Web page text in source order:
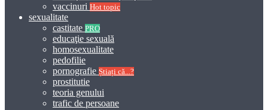
vaccinuri Hot topic
sexualitate
castitate PRO
educaţie sexuală
homosexualitate
pedofilie
pornografie Știați că...?
prostitutie
teoria genului
trafic de persoane